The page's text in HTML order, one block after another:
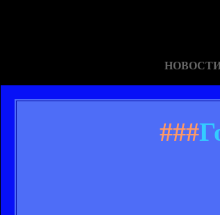
###